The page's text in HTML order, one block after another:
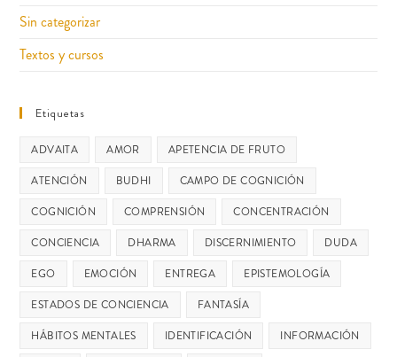
Sin categorizar
Textos y cursos
Etiquetas
ADVAITA AMOR
APETENCIA DE FRUTO
ATENCIÓN
BUDHI
CAMPO DE COGNICIÓN
COGNICIÓN
COMPRENSIÓN
CONCENTRACIÓN
CONCIENCIA
DHARMA DISCERNIMIENTO
DUDA
EGO
EMOCIÓN ENTREGA
EPISTEMOLOGÍA
ESTADOS DE CONCIENCIA
FANTASÍA
HÁBITOS MENTALES
IDENTIFICACIÓN
INFORMACIÓN